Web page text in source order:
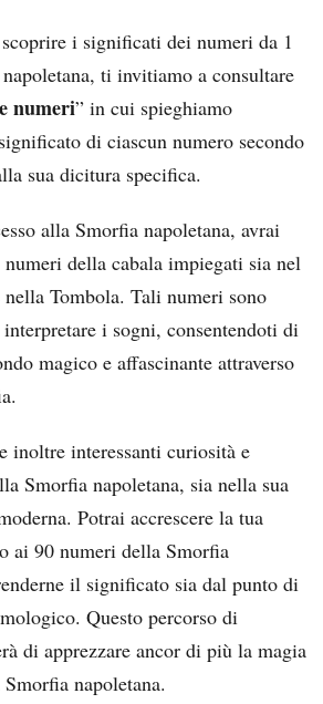
i significati dei numeri da 1
ti invitiamo a consultare
numeri” in cui spieghiamo
di ciascun numero secondo
sua dicitura specifica.
alla Smorfia napoletana, avrai
della cabala impiegati sia nel
Tombola. Tali numeri sono
i sogni, consentendoti di
magico e affascinante attraverso
inoltre interessanti curiosità e
Smorfia napoletana, sia nella sua
Potrai accrescere la tua
ai 90 numeri della Smorfia
il significato sia dal punto di
Questo percorso di
di apprezzare ancor di più la magia
napoletana.